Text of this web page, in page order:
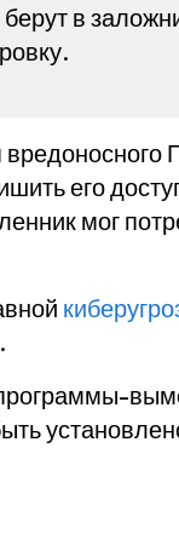
в
вредоносного
его
мог